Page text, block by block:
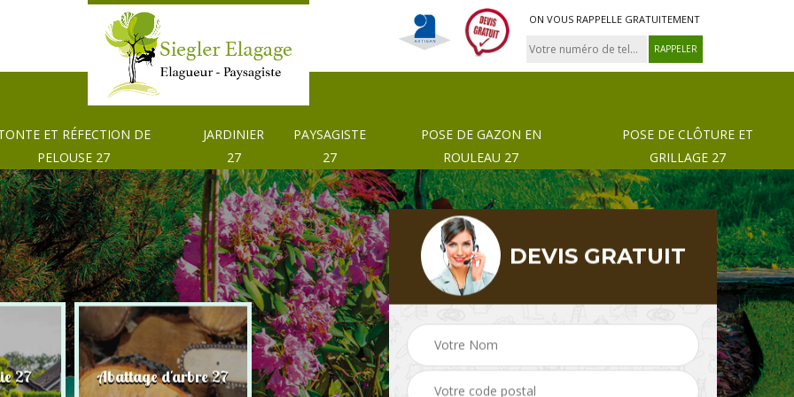
ON VOUS RAPPELLE GRATUITEMENT
ET RÉFECTION DE
PELOUSE 27
JARDINIER
27
PAYSAGISTE
27
POSE DE GAZON EN
ROULEAU 27
POSE DE CLÔTURE ET
GRILLAGE 27
27 Abattage d'arbre 27 Tonte et réfection de
pelouse 27 Paysagiste 27 Pose de gazon en
rouleau 27
DEVIS GRATUIT